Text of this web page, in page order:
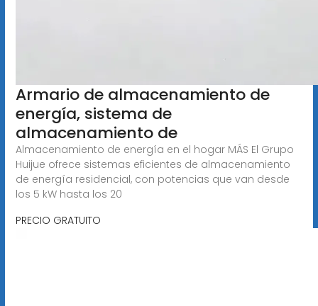
Armario de almacenamiento de
energía, sistema de
almacenamiento de
Almacenamiento de energía en el hogar MÁS El Grupo
Huijue ofrece sistemas eficientes de almacenamiento
de energía residencial, con potencias que van desde
los 5 kW hasta los 20
PRECIO GRATUITO